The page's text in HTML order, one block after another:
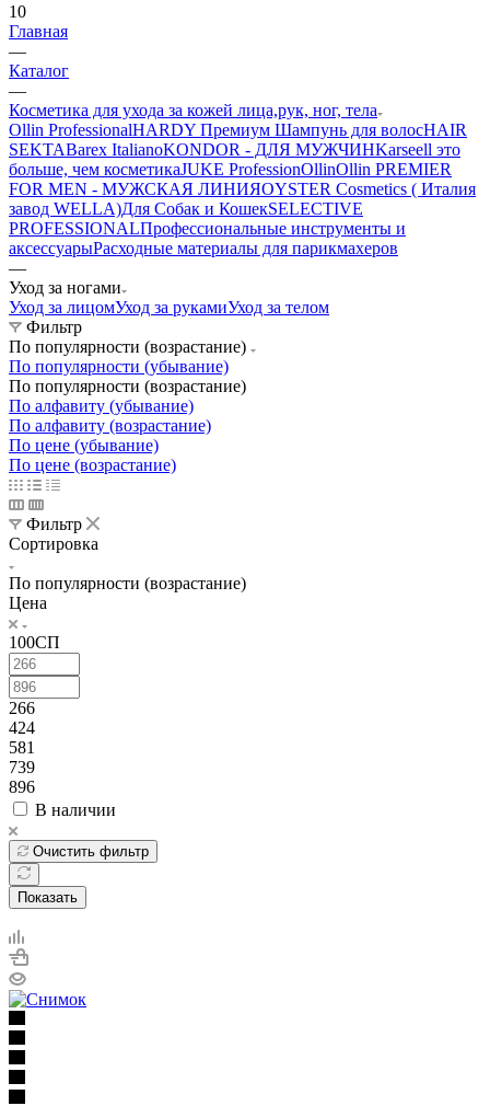
10
Главная
—
Каталог
—
Косметика для ухода за кожей лица,рук, ног, тела
Ollin ProfessionalHARDY Премиум Шампунь для волосHAIR
SEKTABarex ItalianoKONDOR - ДЛЯ МУЖЧИНKarseell это
больше, чем косметикаJUKE ProfessionOllinOllin PREMIER
FOR MEN - МУЖСКАЯ ЛИНИЯOYSTER Cosmetics ( Италия
завод WELLA)Для Собак и КошекSELECTIVE
PROFESSIONALПрофессиональные инструменты и
аксессуарыРасходные материалы для парикмахеров
—
Уход за ногами
Уход за лицомУход за рукамиУход за телом
Фильтр
По популярности (возрастание)
По популярности (убывание)
По популярности (возрастание)
По алфавиту (убывание)
По алфавиту (возрастание)
По цене (убывание)
По цене (возрастание)
Фильтр
Сортировка
По популярности (возрастание)
Цена
100СП
266
424
581
739
896
В наличии
Очистить фильтр
Показать